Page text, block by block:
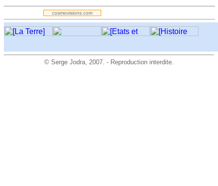
cosmovisions.com
© Serge Jodra, 2007. - Reproduction interdite.